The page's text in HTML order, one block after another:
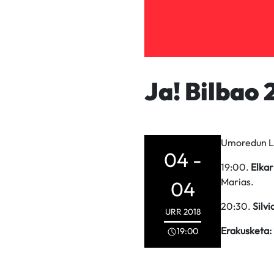
Ja! Bilbao
04 -
04
URR 2018
19:00
Umoredun
19:00.
Marias.
20:30.